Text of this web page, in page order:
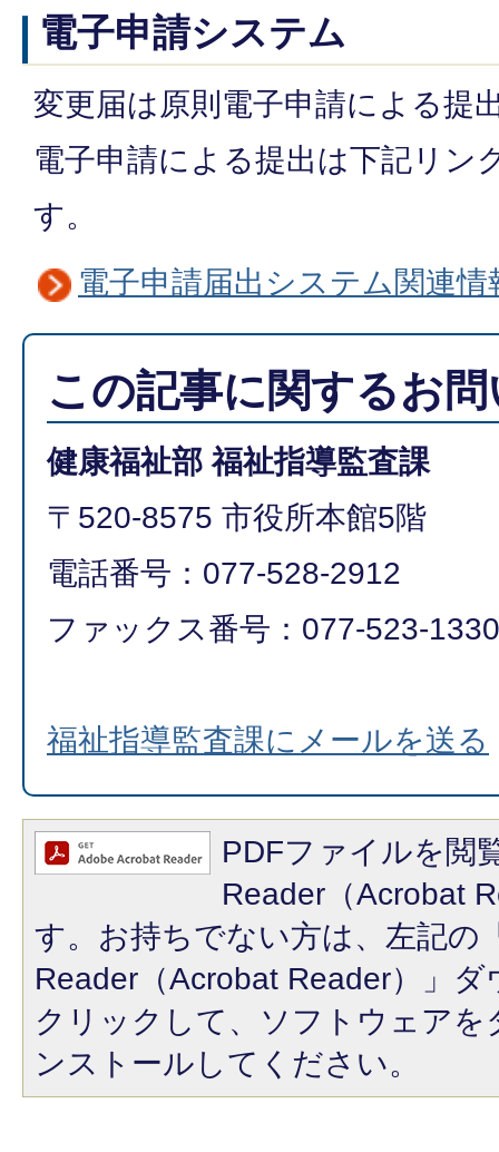
電子申請システム
変更届は原則電子申請による提
電子申請による提出は下記リン
す。
電子申請届出システム関連情
この記事に関するお
健康福祉部 福祉指導監査課
〒520-8575 市役所本館5階
電話番号：077-528-2912
ファックス番号：077-523-1330
福祉指導監査課にメールを送る
PDFファイルを閲
Reader（Acrobat
す。お持ちでない方は、左記の
Reader（Acrobat Reader）」
クリックして、ソフトウェア
ンストールしてください。